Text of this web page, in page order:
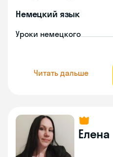
Немецкий язык
Уроки немецкого
Читать дальше
Елена